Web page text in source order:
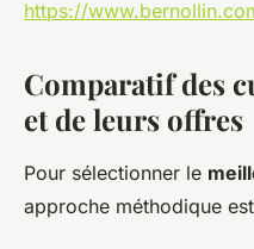
https://
Comparatif des
et de leurs offres
Pour sélectionner le
approche méthodique